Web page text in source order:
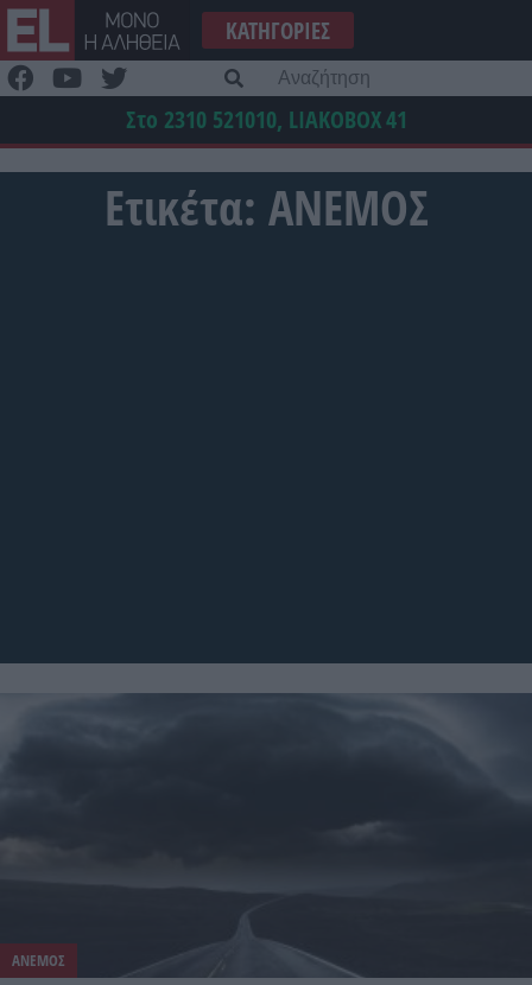
Μετάβαση
στο
περιεχόμενο
ΚΑΤΗΓΟΡΊΕΣ
Στο 2310 521010, LIAKOBOX41
Ετικέτα: ΑΝΕΜΟΣ
ΑΝΕΜΟΣ